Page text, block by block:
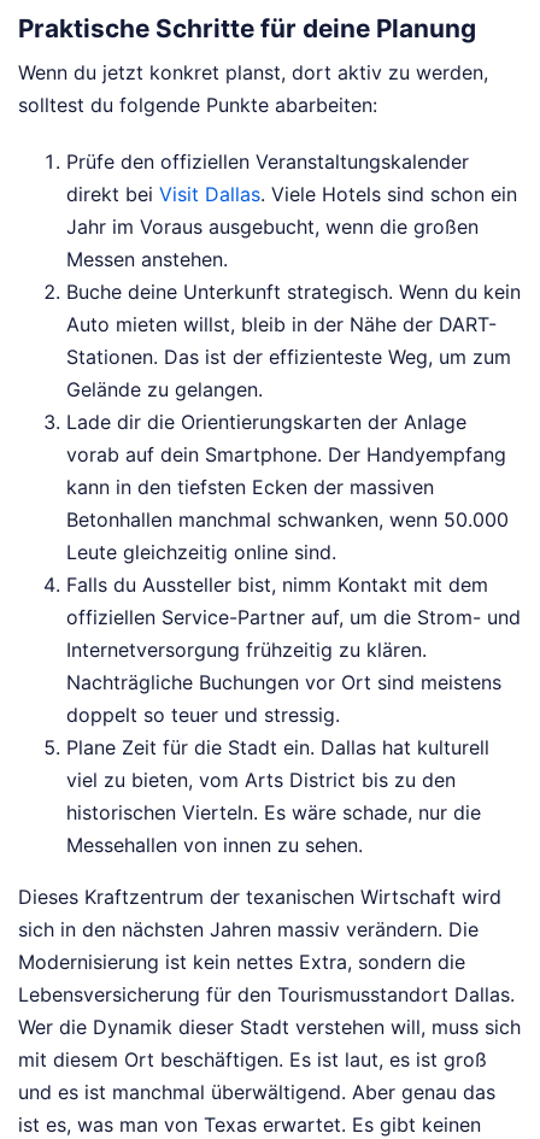
Praktische Schritte für deine Planung
Wenn du jetzt konkret planst, dort aktiv zu werden,
solltest du folgende Punkte abarbeiten:
Prüfe den offiziellen Veranstaltungskalender
direkt bei Visit Dallas. Viele Hotels sind schon ein
Jahr im Voraus ausgebucht, wenn die großen
Messen anstehen.
Buche deine Unterkunft strategisch. Wenn du kein
Auto mieten willst, bleib in der Nähe der DART-
Stationen. Das ist der effizienteste Weg, um zum
Gelände zu gelangen.
Lade dir die Orientierungskarten der Anlage
vorab auf dein Smartphone. Der Handyempfang
kann in den tiefsten Ecken der massiven
Betonhallen manchmal schwanken, wenn 50.000
Leute gleichzeitig online sind.
Falls du Aussteller bist, nimm Kontakt mit dem
offiziellen Service-Partner auf, um die Strom- und
Internetversorgung frühzeitig zu klären.
Nachträgliche Buchungen vor Ort sind meistens
doppelt so teuer und stressig.
Plane Zeit für die Stadt ein. Dallas hat kulturell
viel zu bieten, vom Arts District bis zu den
historischen Vierteln. Es wäre schade, nur die
Messehallen von innen zu sehen.
Dieses Kraftzentrum der texanischen Wirtschaft wird
sich in den nächsten Jahren massiv verändern. Die
Modernisierung ist kein nettes Extra, sondern die
Lebensversicherung für den Tourismusstandort Dallas.
Wer die Dynamik dieser Stadt verstehen will, muss sich
mit diesem Ort beschäftigen. Es ist laut, es ist groß
und es ist manchmal überwältigend. Aber genau das
ist es, was man von Texas erwartet. Es gibt keinen